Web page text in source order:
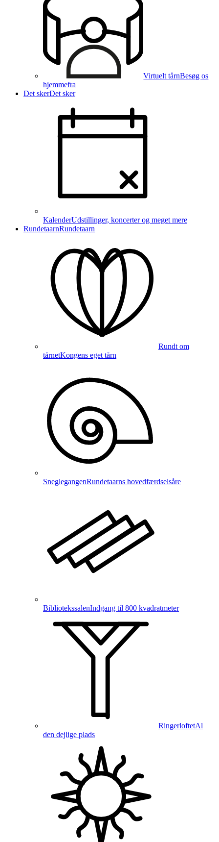
Virtuelt tårnBesøg os
hjemmefra
Det skerDet sker
KalenderUdstillinger, koncerter og meget mere
RundetaarnRundetaarn
Rundt om
tårnetKongens eget tårn
SneglegangenRundetaarns hovedfærdselsåre
BibliotekssalenIndgang til 800 kvadratmeter
RingerloftetAl
den dejlige plads